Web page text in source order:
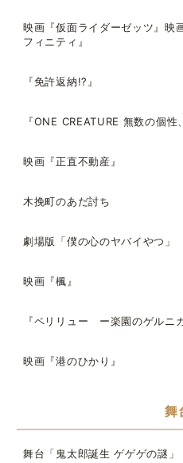
映画『仮面ライダーゼッツ』映
フィニティ』
『免許返納!?』
『ONE CREATURE 無数の個性
映画『正直不動産』
木挽町のあだ討ち
劇場版「僕の心のヤバイやつ」
映画『楓』
『ペリリュー ー楽園のゲルニ
映画『港のひかり』
舞
舞台「鬼太郎誕生 ゲゲゲの謎」